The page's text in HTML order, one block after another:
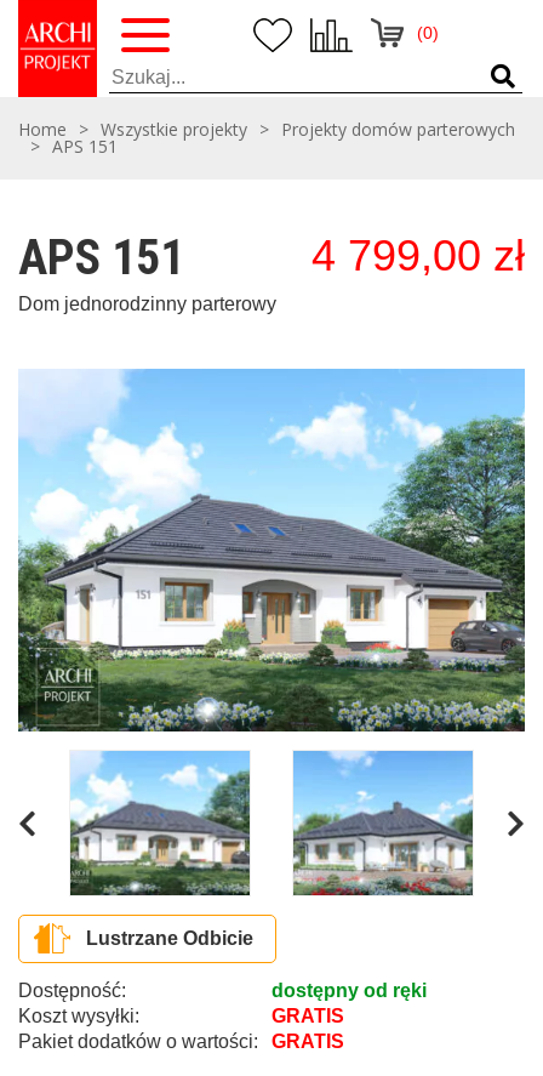
(0)
Home > Wszystkie projekty > Projekty domów parterowych
> APS 151
APS 151 4 799,00 zł
Dom jednorodzinny parterowy
Lustrzane Odbicie
Dostępność:
dostępny od ręki
Koszt wysyłki:
GRATIS
Pakiet dodatków o wartości:
GRATIS